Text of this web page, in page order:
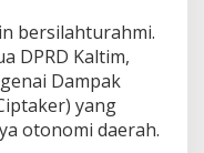
bersilahturahmi.
DPRD Kaltim,
Dampak
yang
otonomi daerah.